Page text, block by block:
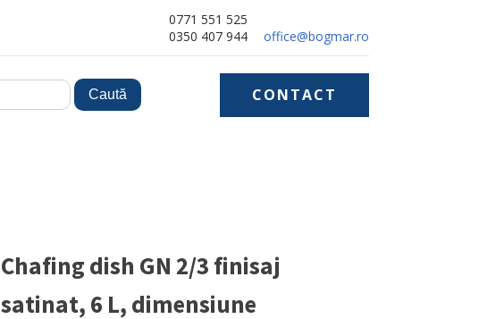
0771 551 525
0350 407 944
office@bogmar.ro
CONTACT
Chafing dish GN 2/3 finisaj
satinat, 6 L, dimensiune